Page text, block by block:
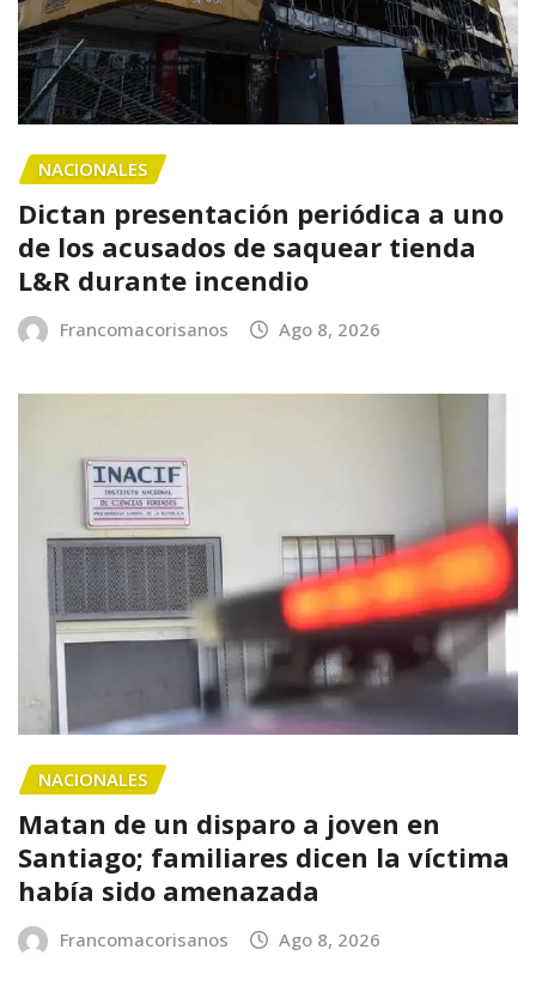
NACIONALES
Dictan presentación periódica a uno
de los acusados de saquear tienda
L&R durante incendio
Francomacorisanos Ago 8, 2026
NACIONALES
Matan de un disparo a joven en
Santiago; familiares dicen la víctima
había sido amenazada
Francomacorisanos Ago 8, 2026